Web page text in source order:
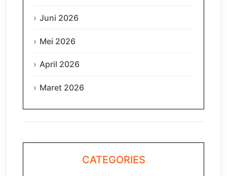
Juni 2026
Mei 2026
April 2026
Maret 2026
CATEGORIES